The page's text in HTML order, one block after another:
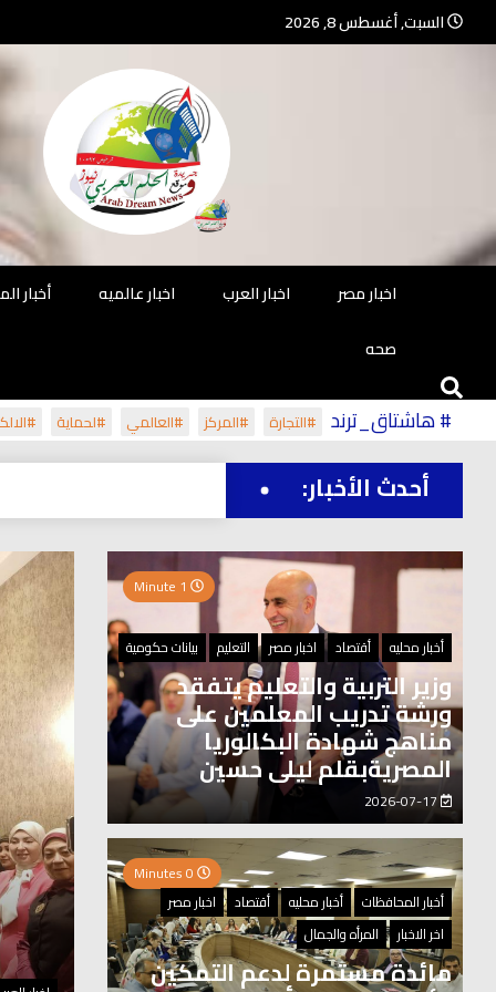
السبت, أغسطس 8, 2026
جريدة مستقلة – صحافة تضيئ لك
اخبار مصر
اخبار العرب اخبار عالميه أخبار
صحه
# هاشتاق_ترند #التجارة #المركز #العالمي #لحماية
أحدث الأخبار:
أخبار محليه أقتصاد اخبار مصر التعليم بيانات حكومية
وزير التربية والتعليم يتفقد
ورشة تدريب المعلمين على
مناهج شهادة البكالوريا
المصريةبقلم ليلى حسين
2026-07-17
أخبار المحافظات
أخبار محليه أقتصاد
اخبار مصر
اخر الاخبار
المرأه والجمال
مائدة مستمرة لدعم التمكين
2 Minutes